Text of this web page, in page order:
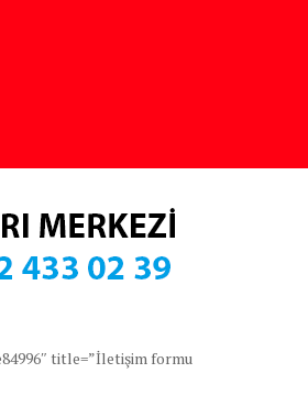
title=”İletişim formu